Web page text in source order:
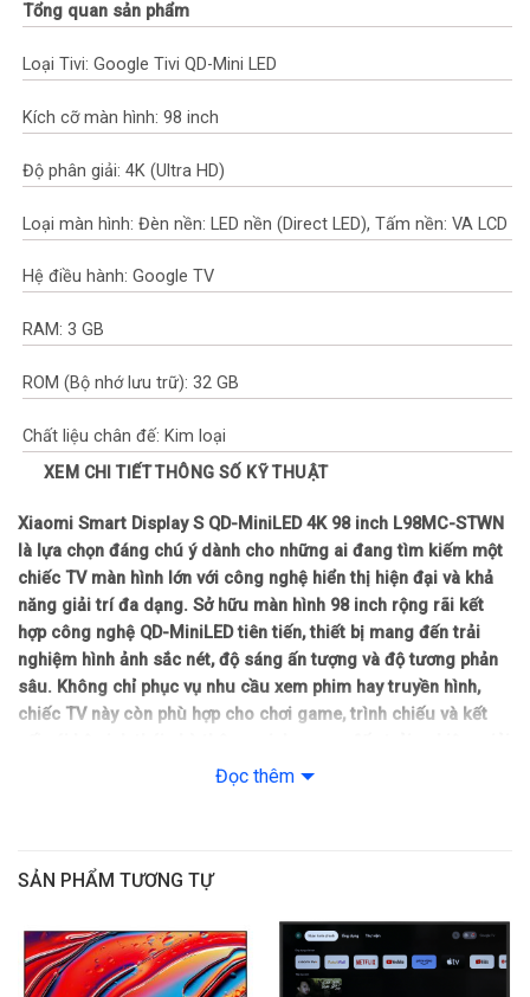
Tổng quan sản phẩm
Loại Tivi: Google Tivi QD-Mini LED
Kích cỡ màn hình: 98 inch
Độ phân giải: 4K (Ultra HD)
Loại màn hình: Đèn nền: LED nền (Direct LED), Tấm nền: VA LCD
Hệ điều hành: Google TV
RAM: 3 GB
ROM (Bộ nhớ lưu trữ): 32 GB
Chất liệu chân đế: Kim loại
Nơi sản xuất: Trung Quốc
Năm ra mắt: 2026
Công nghệ hình ảnh
Công nghệ hình ảnh: HLG
Tần số quét thực: 144 Hz
XEM CHI TIẾT THÔNG SỐ KỸ THUẬT
Xiaomi Smart Display S QD-MiniLED 4K 98 inch L98MC-STWN
là lựa chọn đáng chú ý dành cho những ai đang tìm kiếm một
chiếc TV màn hình lớn với công nghệ hiển thị hiện đại và khả
năng giải trí đa dạng. Sở hữu màn hình 98 inch rộng rãi kết
hợp công nghệ QD-MiniLED tiên tiến, thiết bị mang đến trải
nghiệm hình ảnh sắc nét, độ sáng ấn tượng và độ tương phản
sâu. Không chỉ phục vụ nhu cầu xem phim hay truyền hình,
chiếc TV này còn phù hợp cho chơi game, trình chiếu và kết
trí toàn diện ngay tại phòng khách của bạn.
STWN
Tivi Xiaomi Smart Display S QD-MiniLED 4K 98 inch L98MC-
STWN sở hữu thiết kế hiện đại với phong cách tối giản nhưng
Đọc thêm
SẢN PHẨM TƯƠNG TỰ